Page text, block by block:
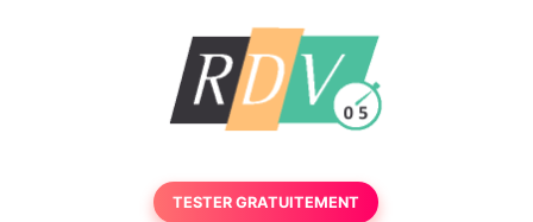
TESTER GRATUITEMENT